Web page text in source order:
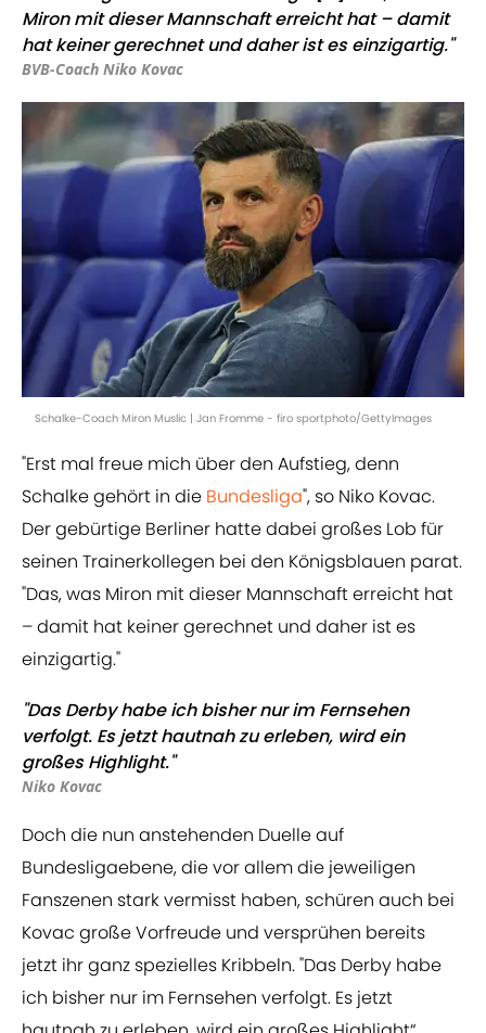
Miron mit dieser Mannschaft erreicht hat – damit
hat keiner gerechnet und daher ist es einzigartig."
BVB-Coach Niko Kovac
Schalke-Coach Miron Muslic | Jan Fromme - firo sportphoto/GettyImages
"Erst mal freue mich über den Aufstieg, denn
Schalke gehört in die Bundesliga", so Niko Kovac.
Der gebürtige Berliner hatte dabei großes Lob für
seinen Trainerkollegen bei den Königsblauen parat.
"Das, was Miron mit dieser Mannschaft erreicht hat
– damit hat keiner gerechnet und daher ist es
einzigartig."
"Das Derby habe ich bisher nur im Fernsehen
verfolgt. Es jetzt hautnah zu erleben, wird ein
großes Highlight."
Niko Kovac
Doch die nun anstehenden Duelle auf
Bundesligaebene, die vor allem die jeweiligen
Fanszenen stark vermisst haben, schüren auch bei
Kovac große Vorfreude und versprühen bereits
jetzt ihr ganz spezielles Kribbeln. "Das Derby habe
ich bisher nur im Fernsehen verfolgt. Es jetzt